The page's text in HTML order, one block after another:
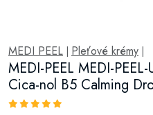
MEDI PEEL | Pleťové krémy |
MEDI-PEEL MEDI-
Cica-nol B5 Calming